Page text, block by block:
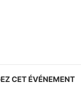
CET ÉVÉNEMENT